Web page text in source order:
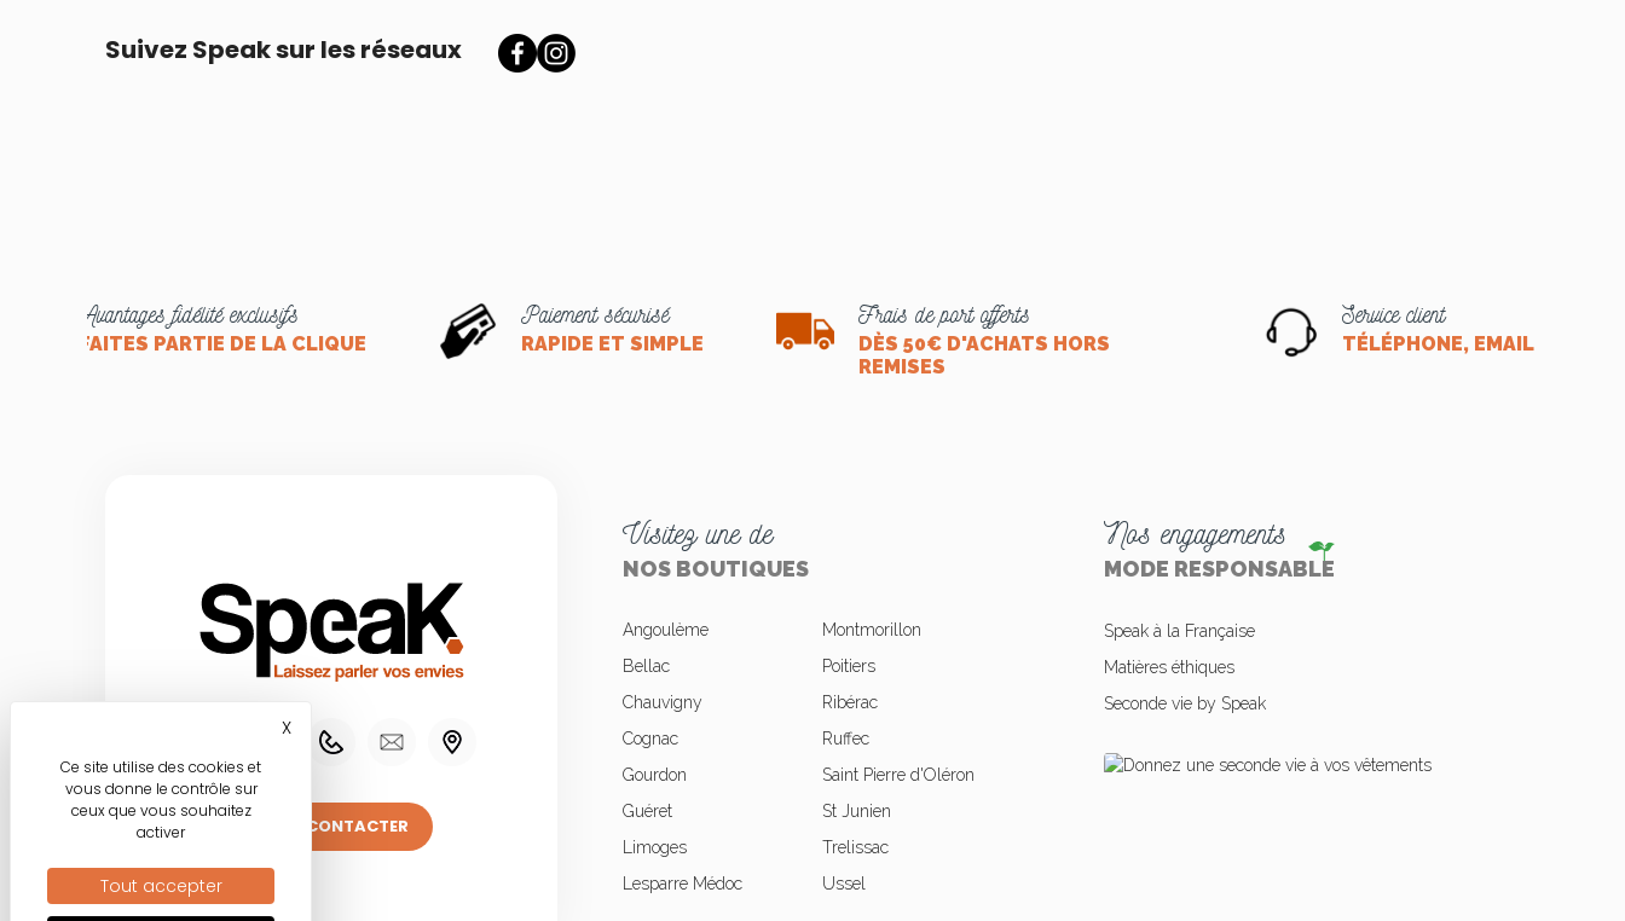
Suivez Speak sur les réseaux
Avantages fidélité exclusifs
FAITES PARTIE DE LA CLIQUE
Paiement sécurisé
RAPIDE ET SIMPLE
Frais de port offerts
DÈS 50€ D'ACHATS HORS
REMISES
Service client
TÉLÉPHONE, EMAIL OU
NOUS CONTACTER
Visitez une de
NOS BOUTIQUES
Angoulème
Bellac
Chauvigny
Cognac
Gourdon
Guéret
Limoges
Lesparre Médoc
Montmorillon
Poitiers
Ribérac
Ruffec
Saint Pierre d'Oléron
St Junien
Trelissac
Ussel
Nos engagements
MODE RESPONSABLE
Speak à la Française
Matières éthiques
Seconde vie by Speak
Ce site utilise des cookies et
vous donne le contrôle sur
ceux que vous souhaitez
activer
Tout accepter
XMasquer le bandeau des cookies